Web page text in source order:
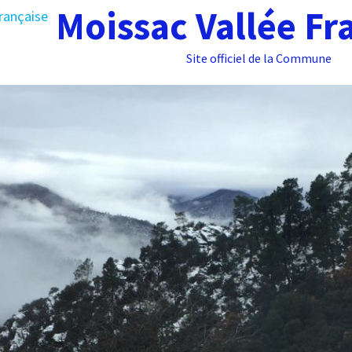
Moissac Vallée
Site officiel de la Commune